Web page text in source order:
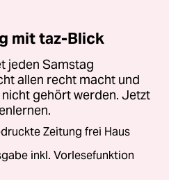
mit taz-Blick
jeden Samstag
allen recht macht und
gehört werden. Jetzt
Zeitung frei Haus
inkl. Vorlesefunktion